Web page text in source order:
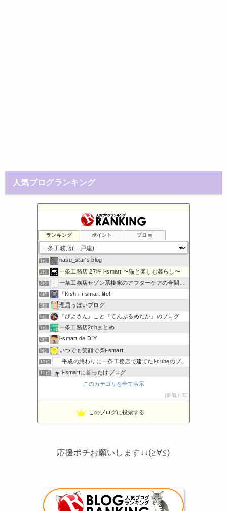
人気ブログランキング
ランキング ポイント ブロ画
1位 nasu_star's blog
2位 一条工務店 27坪 i-smart 〜猫と楽しむ暮らし〜
3位 一条工務店セゾン系棲家のアフターケアの合間に綴るブログ
4位 「Kish」i-smart life!
5位 理屈っぽいブログ
6位 『ぴよさん』こと『てんぷるめだか』のブログ
7位 一条工務店2chまとめ
8位 i-smart de DIY
9位 いつでも笑顔で@i-smart
10位 平成の終わりに一条工務店で建てたi-cubeのブログ
11位 i-smartに首ったけブログ
節約しないエコライフ
わかまっちょのおうち
このカテゴリを全て表示
参加する
このブログに投票する
応援ポチお願いします↓↓(≧∀≦)